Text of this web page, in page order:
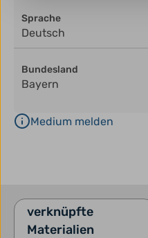
Sprache
Deutsch
Bundesland
Bayern
Medium melden
verknüpfte
Materialien